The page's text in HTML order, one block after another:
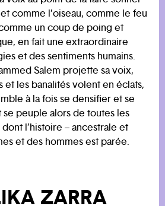
comme l’oiseau, comme le feu
un coup de poing et
en fait une extraordinaire
et des sentiments humains.
Salem projette sa voix,
et les banalités volent en éclats,
à la fois se densifier et se
se peuple alors de toutes les
l’histoire – ancestrale et
et des hommes est parée.
ZARRA